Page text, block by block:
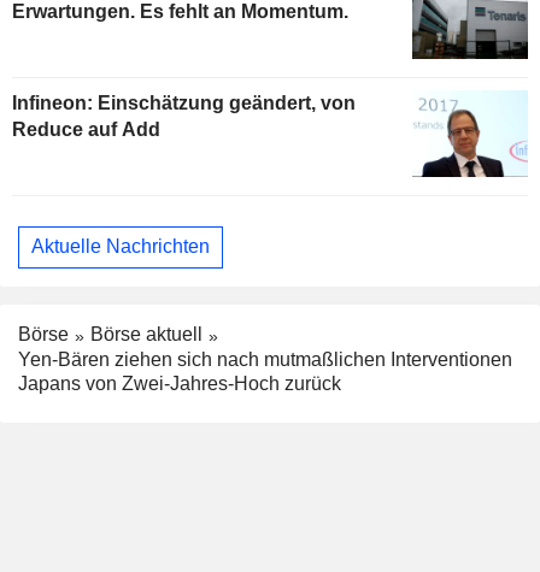
Erwartungen. Es fehlt an Momentum.
Infineon: Einschätzung geändert, von
Reduce auf Add
Aktuelle Nachrichten
Börse
Börse aktuell
Yen-Bären ziehen sich nach mutmaßlichen Interventionen
Japans von Zwei-Jahres-Hoch zurück